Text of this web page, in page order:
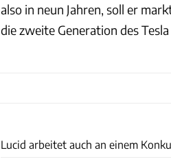
also in neun Jahren, soll er
die zweite Generation des
Lucid arbeitet auch an einem